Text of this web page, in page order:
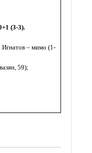
(3-3).
Игнатов – мимо (1-
59);